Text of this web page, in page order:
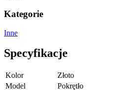
Kategorie
Inne
Specyfikacje
Kolor
Złoto
Model
Pokrętło